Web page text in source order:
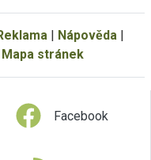
| Nápověda|
Mapa stránek
Facebook